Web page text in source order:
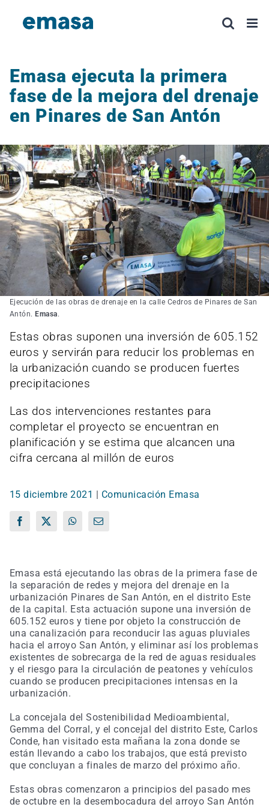
Emasa ejecuta la primera
fase de la mejora del drenaje
en Pinares de San Antón
Ejecución de las obras de drenaje en la calle Cedros de Pinares de San
Antón. Emasa.
Estas obras suponen una inversión de 605.152
euros y servirán para reducir los problemas en
la urbanización cuando se producen fuertes
precipitaciones
Las dos intervenciones restantes para
completar el proyecto se encuentran en
planificación y se estima que alcancen una
cifra cercana al millón de euros
15 diciembre 2021 Comunicación Emasa
Facebook
X WhatsAppCorreo
Emasa está ejecutando las obras de la primera fase de
la separación de redes y mejora del drenaje en la
urbanización Pinares de San Antón, en el distrito Este
de la capital. Esta actuación supone una inversión de
605.152 euros y tiene por objeto la construcción de
una canalización para reconducir las aguas pluviales
hacia el arroyo San Antón, y eliminar así los problemas
existentes de sobrecarga de la red de aguas residuales
y el riesgo para la circulación de peatones y vehículos
cuando se producen precipitaciones intensas en la
urbanización.
La concejala del Sostenibilidad Medioambiental,
Gemma del Corral, y el concejal del distrito Este, Carlos
Conde, han visitado esta mañana la zona donde se
están llevando a cabo los trabajos, que está previsto
que concluyan a finales de marzo del próximo año.
Estas obras comenzaron a principios del pasado mes
de octubre en la desembocadura del arroyo San Antón